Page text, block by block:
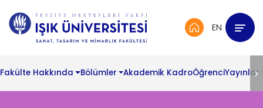
EN
Fakülte Hakkında Bölümler Akademik KadroÖğrenciYayınlar